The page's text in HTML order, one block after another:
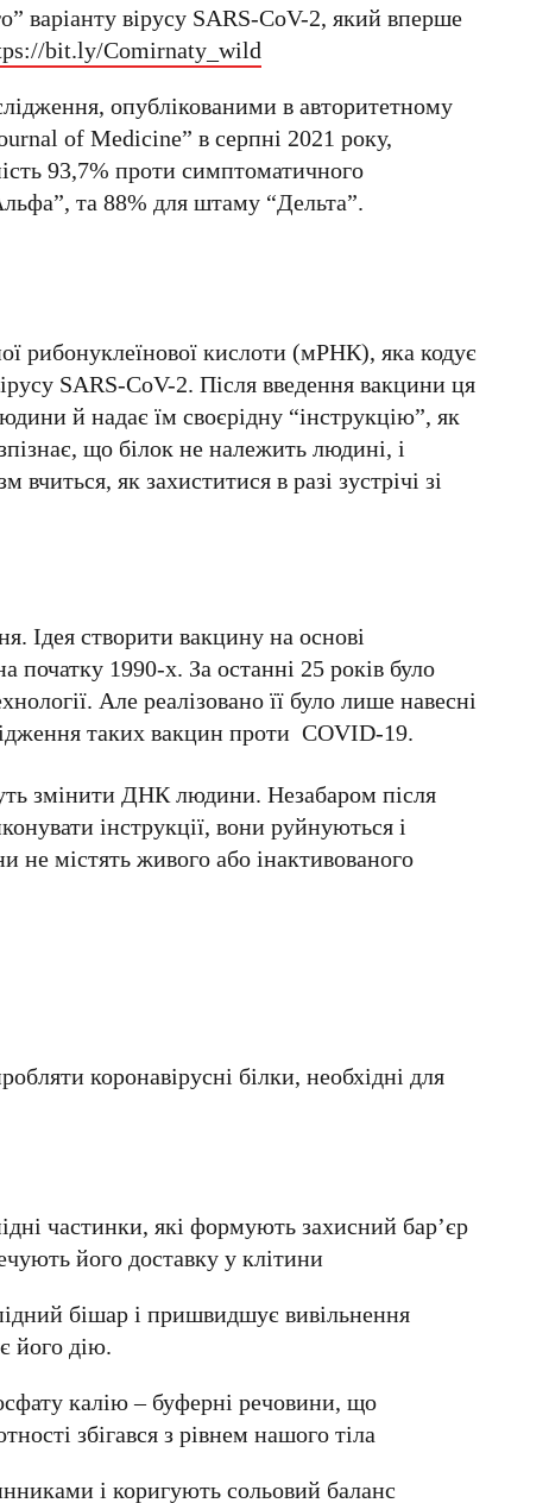
варіанту вірусу SARS-CoV-2, який вперше
bit.ly/Comirnaty_wild
опублікованими в авторитетному
of Medicine” в серпні 2021 року,
93,7% проти симптоматичного
та 88% для штаму “Дельта”.
рибонуклеїнової кислоти (мРНК), яка кодує
SARS-CoV-2. Після введення вакцини ця
й надає їм своєрідну “інструкцію”, як
що білок не належить людині, і
як захиститися в разі зустрічі зі
Ідея створити вакцину на основі
початку 1990-х. За останні 25 років було
Але реалізовано її було лише навесні
таких вакцин проти COVID-19.
змінити ДНК людини. Незабаром після
інструкції, вони руйнуються і
містять живого або інактивованого
коронавірусні білки, необхідні для
частинки, які формують захисний бар’єр
його доставку у клітини
бішар і пришвидшує вивільнення
його дію.
калію – буферні речовини, що
збігався з рівнем нашого тіла
і коригують сольовий баланс